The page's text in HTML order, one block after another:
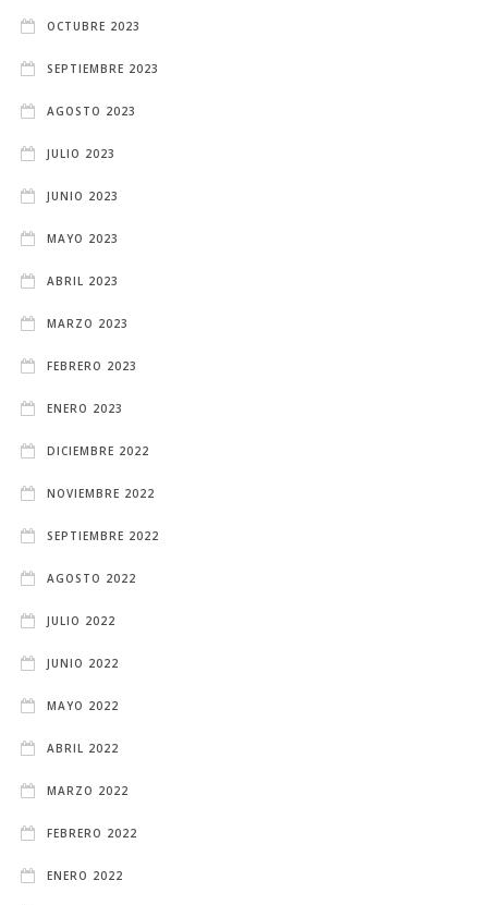
OCTUBRE 2023
SEPTIEMBRE 2023
AGOSTO 2023
JULIO 2023
JUNIO 2023
MAYO 2023
ABRIL 2023
MARZO 2023
FEBRERO 2023
ENERO 2023
DICIEMBRE 2022
NOVIEMBRE 2022
SEPTIEMBRE 2022
AGOSTO 2022
JULIO 2022
JUNIO 2022
MAYO 2022
ABRIL 2022
MARZO 2022
FEBRERO 2022
ENERO 2022